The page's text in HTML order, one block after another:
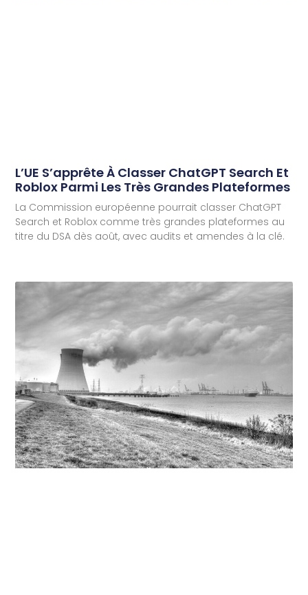
L’UE S’apprête À Classer ChatGPT Search Et
Roblox Parmi Les Très Grandes Plateformes
La Commission européenne pourrait classer ChatGPT
Search et Roblox comme très grandes plateformes au
titre du DSA dès août, avec audits et amendes à la clé.